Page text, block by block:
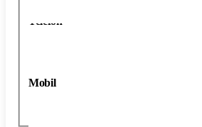
Telefon
Mobil